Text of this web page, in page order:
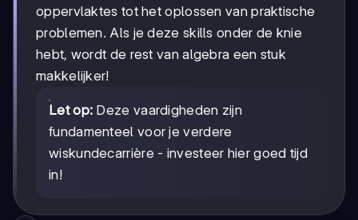
oppervlaktes tot het oplossen van praktische
problemen. Als je deze skills onder de knie
hebt, wordt de rest van algebra een stuk
makkelijker!
Let op: Deze vaardigheden zijn
fundamenteel voor je verdere
wiskundecarrière - investeer hier goed tijd
in!